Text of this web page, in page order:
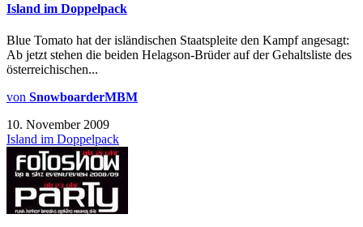
Island im Doppelpack
Blue Tomato hat der isländischen Staatspleite den Kampf angesagt:
Ab jetzt stehen die beiden Helagson-Brüder auf der Gehaltsliste des
österreichischen...
von SnowboarderMBM
10. November 2009
Island im Doppelpack